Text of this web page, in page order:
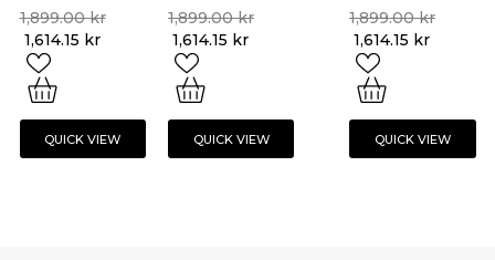
1,899.00kr
1,614.15 kr
QUICK VIEW
1,899.00kr
1,614.15 kr
QUICK VIEW
1,899.00kr
1,614.15 kr
QUICK VIEW